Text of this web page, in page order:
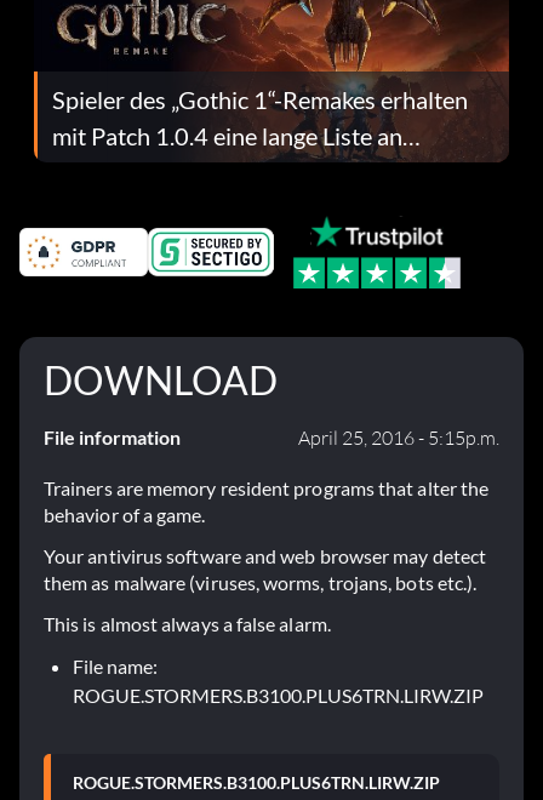
Spieler des „Gothic 1“-Remakes erhalten
mit Patch 1.0.4 eine lange Liste an
Fehlerbehebungen
DOWNLOAD
File information April 25, 2016 - 5:15p.m.
Trainers are memory resident programs that alter the
behavior of a game.
Your antivirus software and web browser may detect
them as malware (viruses, worms, trojans, bots etc.).
This is almost always a false alarm.
File name:
ROGUE.STORMERS.B3100.PLUS6TRN.LIRW.ZIP
ROGUE.STORMERS.B3100.PLUS6TRN.LIRW.ZIP